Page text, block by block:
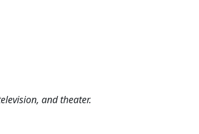
and theater.